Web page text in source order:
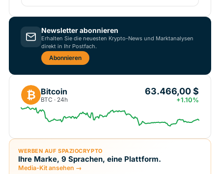
Newsletter abonnieren
Erhalten Sie die neuesten Krypto-News und Marktanalysen
direkt in Ihr Postfach.
Abonnieren
₿ Bitcoin
BTC · 24h
63.466,00 $
+1.10%
WERBEN AUF SPAZIOCRYPTO
Ihre Marke, 9 Sprachen, eine Plattform.
Media-Kit ansehen →